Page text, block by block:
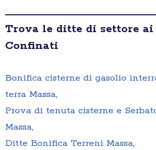
Trova le ditte di settore ai
Confinati
Bonifica cisterne di gasolio
terra Massa,
Prova di tenuta cisterne e
Massa,
Ditte Bonifica Terreni Massa,